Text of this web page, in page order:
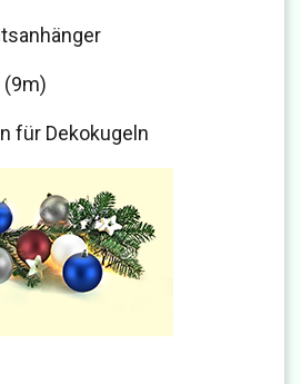
(9m)
für Dekokugeln